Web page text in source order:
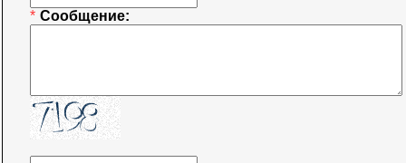
* Сообщение: